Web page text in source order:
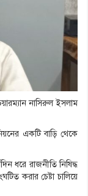
নাসিরুল ইসলাম
একটি বাড়ি থেকে
ধরে রাজনীতি নিষিদ্ধ
করার চেষ্টা চালিয়ে